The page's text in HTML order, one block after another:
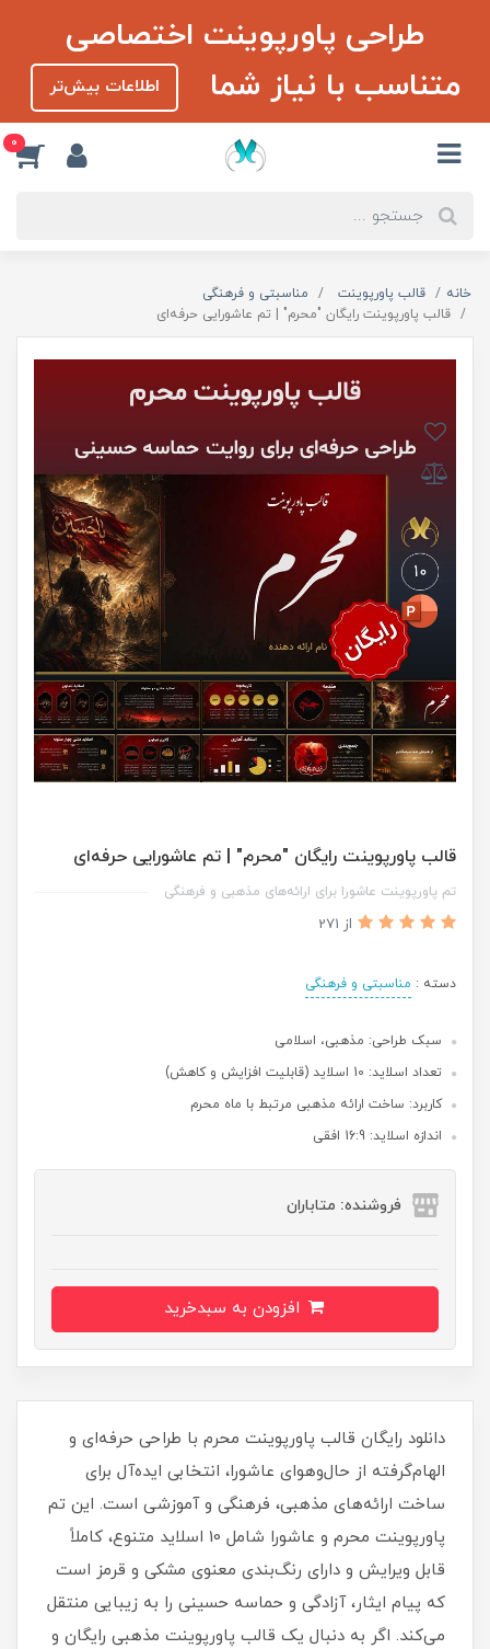
طراحی پاورپوینت اختصاصی
متناسب با نیاز شما
اطلاعات بیش‌تر
0
خانه قالب پاورپوینت
مناسبتی و فرهنگی
قالب پاورپوینت رایگان "محرم" | تم عاشورایی حرفه‌ای
قالب پاورپوینت رایگان "محرم" | تم عاشورایی حرفه‌ای
تم پاورپوینت عاشورا برای ارائه‌های مذهبی و فرهنگی
از 271
دسته : مناسبتی و فرهنگی
سبک طراحی: مذهبی، اسلامی
تعداد اسلاید: 10 اسلاید (قابلیت افزایش و کاهش)
کاربرد: ساخت ارائه مذهبی مرتبط با ماه محرم
اندازه اسلاید: 16:9 افقی
فروشنده: متاباران
دانلود رایگان قالب پاورپوینت محرم با طراحی حرفه‌ای و
الهام‌گرفته از حال‌وهوای عاشورا، انتخابی ایده‌آل برای
ساخت ارائه‌های مذهبی، فرهنگی و آموزشی است. این تم
پاورپوینت محرم و عاشورا شامل 10 اسلاید متنوع، کاملاً
قابل ویرایش و دارای رنگ‌بندی معنوی مشکی و قرمز است
که پیام ایثار، آزادگی و حماسه حسینی را به زیبایی منتقل
می‌کند. اگر به دنبال یک قالب پاورپوینت مذهبی رایگان و